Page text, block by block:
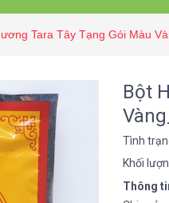
Tara Tây Tạng Gói Màu
Bột
Tình
Khối
Thông